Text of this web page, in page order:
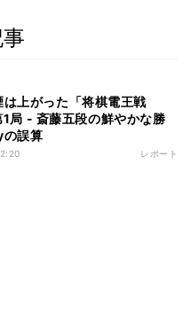
は上がった「将棋電王戦
局 - 斎藤五段の鮮やかな勝
誤算
レポート